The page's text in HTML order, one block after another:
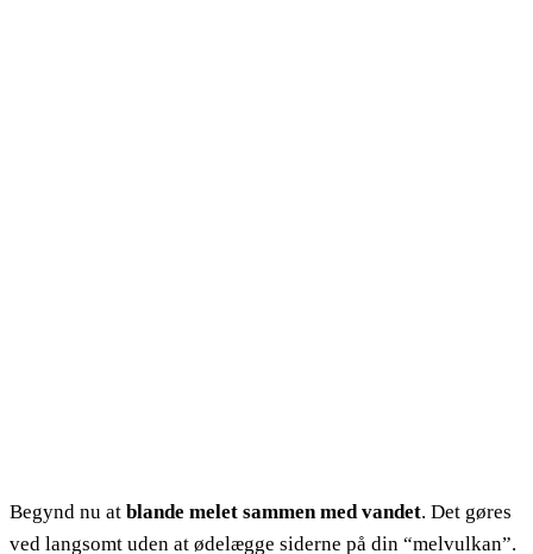
Begynd nu at blande melet sammen med vandet. Det gøres
ved langsomt uden at ødelægge siderne på din “melvulkan”.